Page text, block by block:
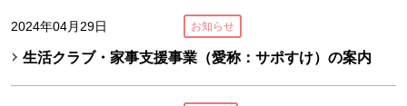
2024年04月29日 お知らせ
生活クラブ・家事支援事業（愛称：サポすけ）の案内